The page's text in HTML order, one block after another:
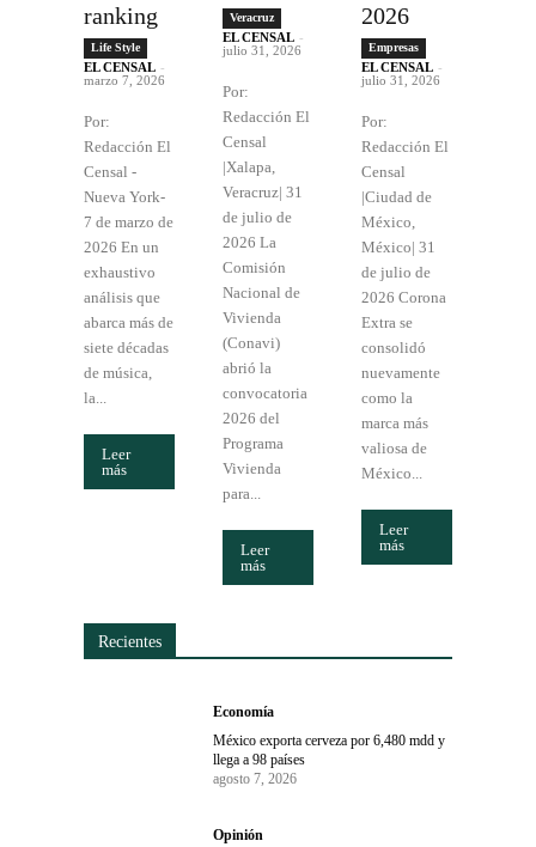
ranking
Life Style
EL CENSAL -
marzo 7, 2026
Por:
Redacción El
Censal -
Nueva York-
7 de marzo de
2026 En un
exhaustivo
análisis que
abarca más de
siete décadas
de música,
la...
Leer
más
Veracruz
EL CENSAL -
julio 31, 2026
Por:
Redacción El
Censal
|Xalapa,
Veracruz| 31
de julio de
2026 La
Comisión
Nacional de
Vivienda
(Conavi)
abrió la
convocatoria
2026 del
Programa
Vivienda
para...
Leer
más
2026
Empresas
EL CENSAL -
julio 31, 2026
Por:
Redacción El
Censal
|Ciudad de
México,
México| 31
de julio de
2026 Corona
Extra se
consolidó
nuevamente
como la
marca más
valiosa de
México...
Leer
más
Recientes
Economía
México exporta cerveza por 6,480 mdd y
llega a 98 países
agosto 7, 2026
Opinión